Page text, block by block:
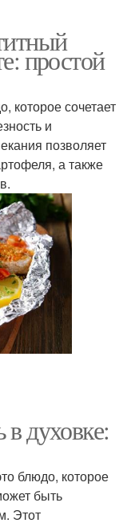
простой
которое сочетает
и
позволяет
а также
духовке:
блюдо, которое
быть
Этот